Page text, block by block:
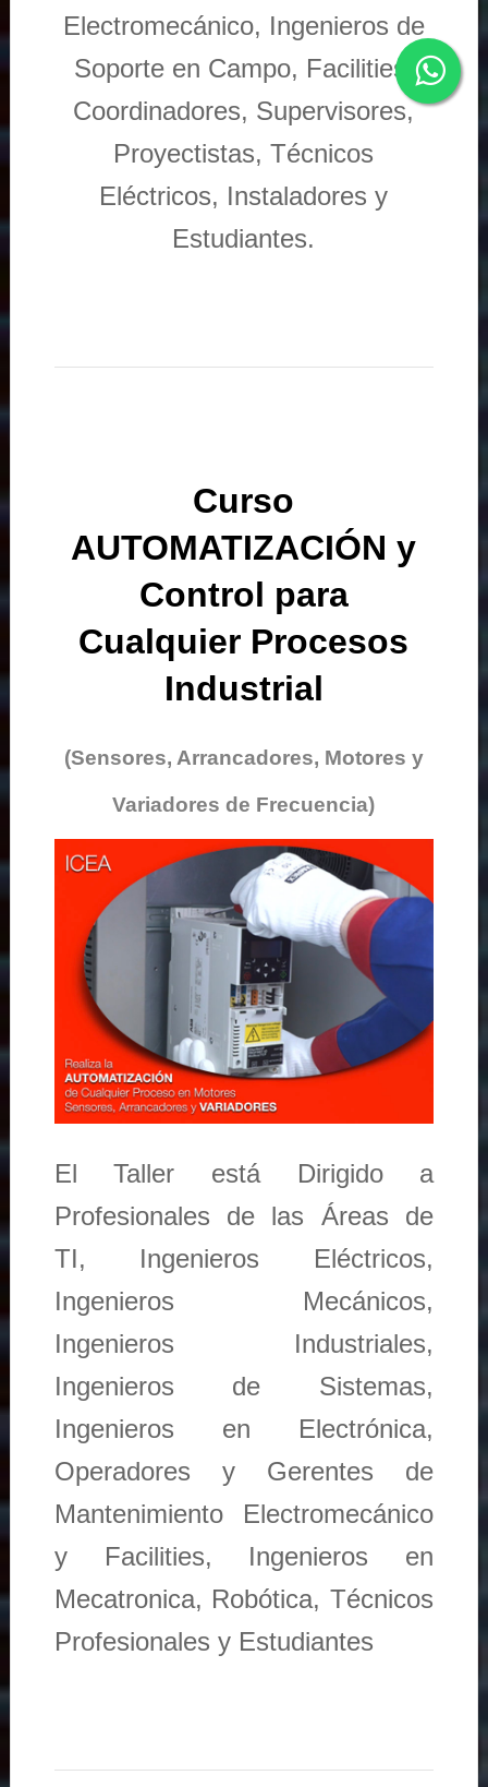
Electromecánico, Ingenieros de
Soporte en Campo, Facilities,
Coordinadores, Supervisores,
Proyectistas, Técnicos
Eléctricos, Instaladores y
Estudiantes.
Curso
AUTOMATIZACIÓN y
Control para
Cualquier Procesos
Industrial
(Sensores, Arrancadores, Motores y
Variadores de Frecuencia)
El Taller está Dirigido a
Profesionales de las Áreas de
TI, Ingenieros Eléctricos,
Ingenieros Mecánicos,
Ingenieros Industriales,
Ingenieros de Sistemas,
Ingenieros en Electrónica,
Operadores y Gerentes de
Mantenimiento Electromecánico
y Facilities, Ingenieros en
Mecatronica, Robótica, Técnicos
Profesionales y Estudiantes